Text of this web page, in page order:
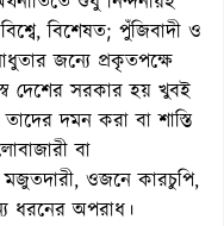
বিশেষত; পুঁজিবাদী ও
জন্যে প্রকৃতপক্ষে
স্ব দেশের সরকার হয় খুবই
দমন করা বা শাস্তি
বা
মজুতদারী, ওজনে কারচুপি,
ধরনের অপরাধ।